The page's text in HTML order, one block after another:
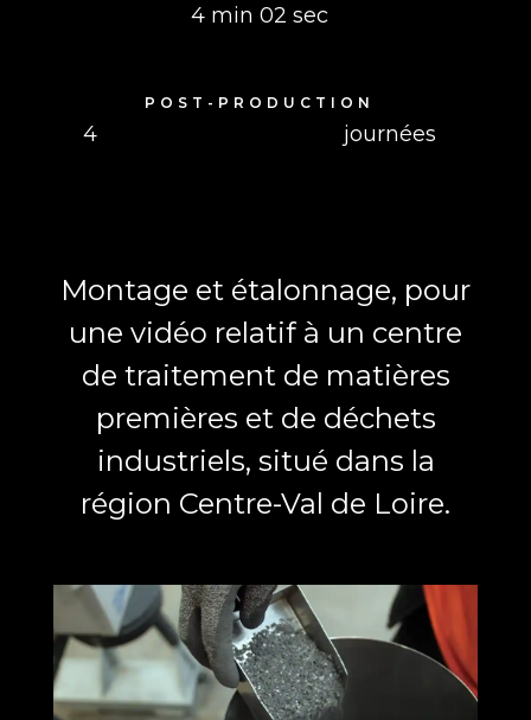
4 min 02 sec
POST-PRODUCTION
4 journées
Montage et étalonnage, pour
une vidéo relatif à un centre
de traitement de matières
premières et de déchets
industriels, situé dans la
région Centre-Val de Loire.